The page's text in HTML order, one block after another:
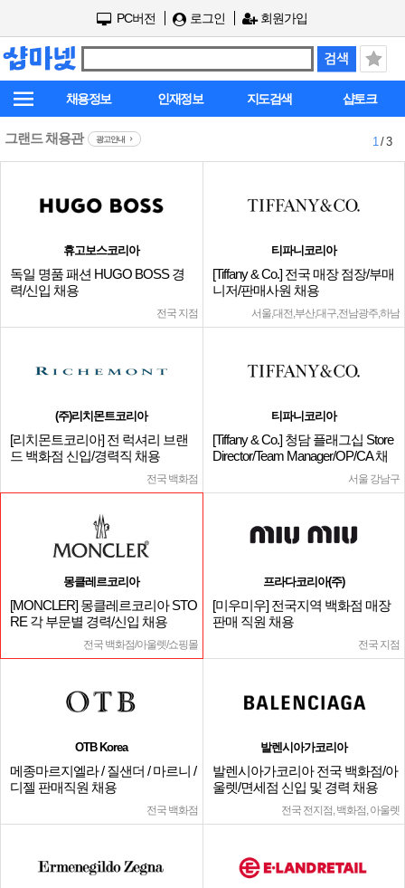
PC버전 로그인 회원가입
채용정보 인재정보 지도검색 샵토크
그랜드 채용관 광고안내 1/ 3
휴고보스코리아
독일 명품 패션 HUGO BOSS 경
력/신입 채용
전국 지점
티파니코리아
[Tiffany & Co.] 전국 매장 점장/부매
니저/판매사원 채용
서울,대전,부산,대구,전남광주,하남
(주)리치몬트코리아
[리치몬트코리아] 전 럭셔리 브랜
드 백화점 신입/경력직 채용
전국 백화점
티파니코리아
[Tiffany & Co.] 청담 플래그십 Store
Director/Team Manager/OP/CA 채
서울 강남구
몽클레르코리아
[MONCLER] 몽클레르코리아 STO
RE 각 부문별 경력/신입 채용
전국 백화점/아울렛/쇼핑몰
프라다코리아(주)
[미우미우] 전국지역 백화점 매장
판매 직원 채용
전국 지점
OTB Korea
메종마르지엘라 / 질샌더 / 마르니 /
디젤 판매직원 채용
전국 백화점
발렌시아가코리아
발렌시아가코리아 전국 백화점/아
울렛/면세점 신입 및 경력 채용
전국 전지점, 백화점, 아울렛